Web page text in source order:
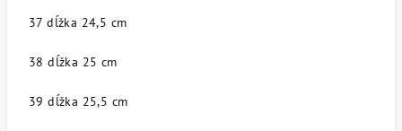
37 dĺžka 24,5 cm
38 dĺžka 25 cm
39 dĺžka 25,5 cm